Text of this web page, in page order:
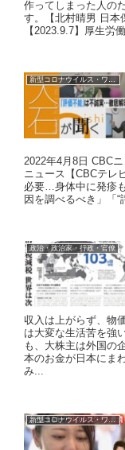
作ってしまった人の
す。【北村晴男 日本
【2023.9.7】厚生労
2022年4月8日 CBC
ニュース【CBCテレ
必要…身体中に発疹
因を調べるべき」「“
政治・政治家・行政・官僚
収入は上がらず、物
は大変な生活苦を強
も、大株主は外国の
本のお金が日本にま
み...
新型コロナウイルス・ワクチン